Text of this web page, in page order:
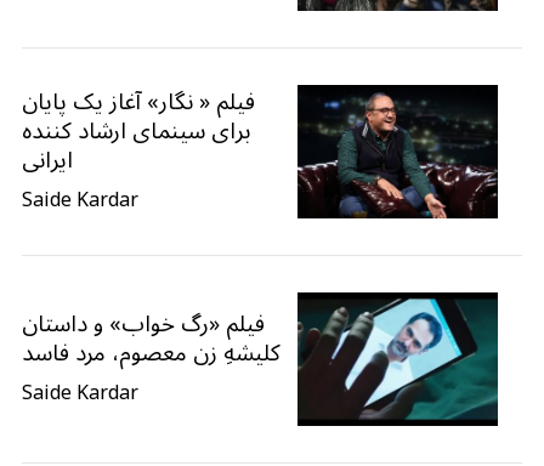
فیلم « نگار» آغاز یک پایان
برای سینمای ارشاد کننده
ایرانی
Saide Kardar
فیلم «رگ خواب» و داستان
کلیشهِ زن معصوم، مرد فاسد
Saide Kardar